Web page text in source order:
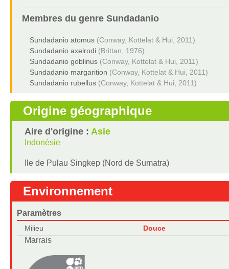
Membres du genre Sundadanio
Sundadanio atomus (Conway, Kottelat & Hui, 2011)
Sundadanio axelrodi (Brittan, 1976)
Sundadanio goblinus (Conway, Kottelat & Hui, 2011)
Sundadanio margarition (Conway, Kottelat & Hui, 2011)
Sundadanio rubellus (Conway, Kottelat & Hui, 2011)
Origine géographique
Aire d'origine : Asie
Indonésie
Ile de Pulau Singkep (Nord de Sumatra)
Environnement
Paramètres
Milieu Douce
Marrais